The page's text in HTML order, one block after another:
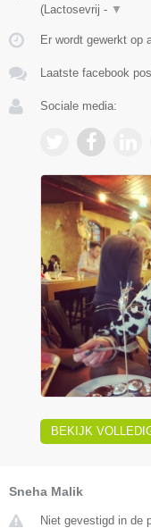
(Lactosevrij - ▼
Er wordt gewerkt op
Laatste facebook
Sociale media:
BEKIJK
Sneha Malik
Niet gevestigd in de